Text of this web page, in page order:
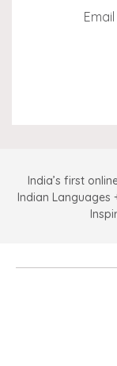
India’s first
Indian Languages